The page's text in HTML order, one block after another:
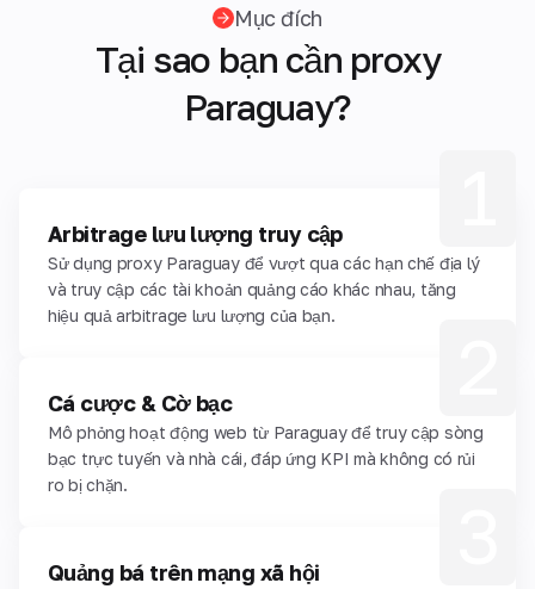
Mục đích
Tại sao bạn cần proxy
Paraguay?
Arbitrage lưu lượng truy cập
Sử dụng proxy Paraguay để vượt qua các hạn chế địa lý
và truy cập các tài khoản quảng cáo khác nhau, tăng
hiệu quả arbitrage lưu lượng của bạn.
Cá cược & Cờ bạc
Mô phỏng hoạt động web từ Paraguay để truy cập sòng
bạc trực tuyến và nhà cái, đáp ứng KPI mà không có rủi
ro bị chặn.
Quảng bá trên mạng xã hội